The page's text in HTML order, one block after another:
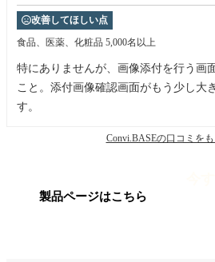
改善してほしい点
食品、医薬、化粧品 5,000名以上
特にありませんが、画像添付を行う画
こと。添付画像確認画面がもう少し大
す。
Convi.BASEの口コミを
製品ページはこちら